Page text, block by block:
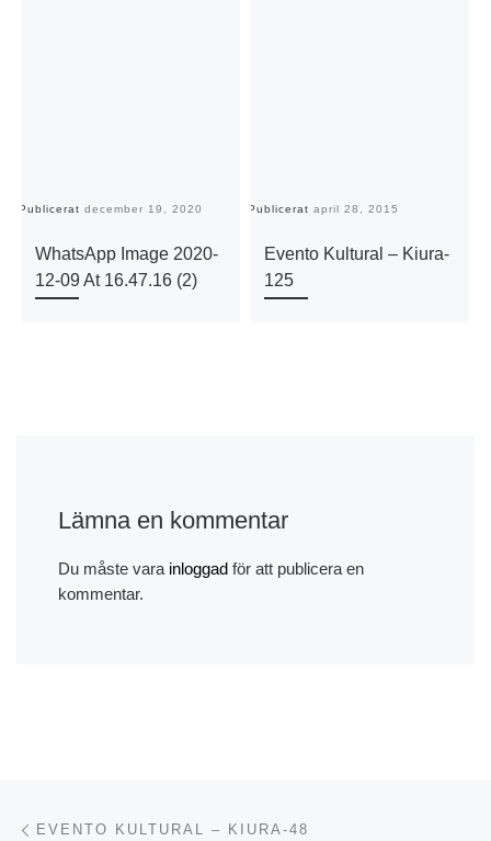
Publicerat december 19, 2020
WhatsApp Image 2020-
12-09 At 16.47.16 (2)
Publicerat april 28, 2015
Evento Kultural – Kiura-
125
Lämna en kommentar
Du måste vara inloggadför att publicera en
kommentar.
Inläggsnavigering
EVENTO KULTURAL – KIURA-48